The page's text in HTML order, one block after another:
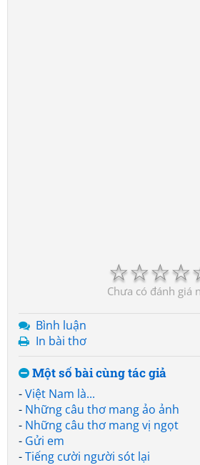
☆
☆
☆
☆
Chưa có đánh giá
Bình luận
In bài thơ
Một số bài cùng tác giả
-Việt Nam là...
- Những câu thơ mang ảo ảnh
- Những câu thơ mang vị ngọt
- Gửi em
-Tiếng cười người sót lại